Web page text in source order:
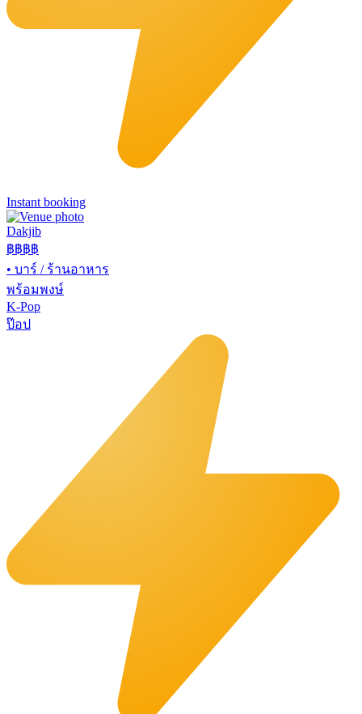
Instant booking
Dakjib
฿฿฿฿
• บาร์ / ร้านอาหาร
พร้อมพงษ์
K-Pop
ป๊อป